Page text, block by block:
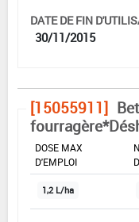
DATE DE FIN
30/11/2015
[15055911]
DOSE MAX
D'EMPLOI
1,2 L/ha